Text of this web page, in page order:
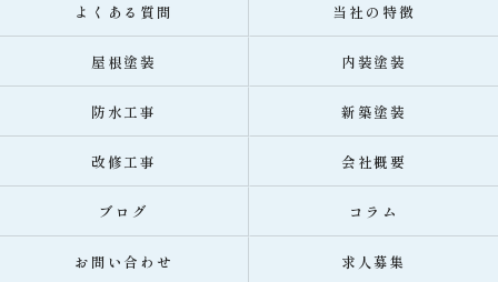
よくある質問 当社の特徴
屋根塗装 内装塗装
防水工事 新築塗装
改修工事 会社概要
ブログ コラム
お問い合わせ 求人募集